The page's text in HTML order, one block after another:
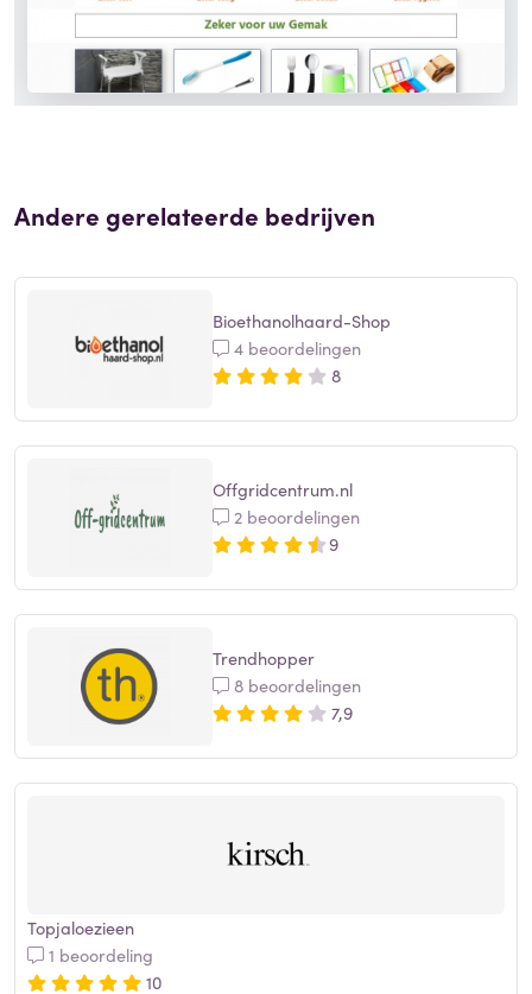
Andere gerelateerde bedrijven
Bioethanolhaard-Shop
4 beoordelingen
8
Offgridcentrum.nl
2 beoordelingen
9
Trendhopper
8 beoordelingen
7,9
Topjaloezieen
1 beoordeling
10